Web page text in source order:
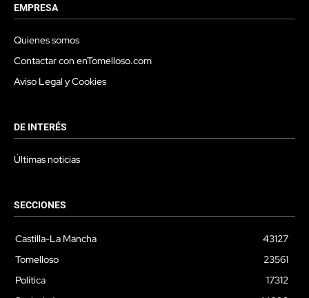
EMPRESA
Quienes somos
Contactar con enTomelloso.com
Aviso Legal y Cookies
DE INTERÉS
Últimas noticias
SECCIONES
Castilla-La Mancha
43127
Tomelloso
23561
Política
17312